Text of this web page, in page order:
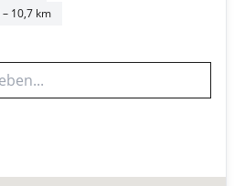
– 10,7 km